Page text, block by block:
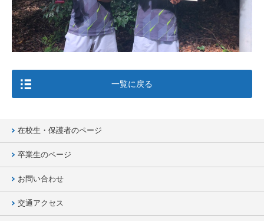
一覧に戻る
在校生・保護者のページ
卒業生のページ
お問い合わせ
交通アクセス